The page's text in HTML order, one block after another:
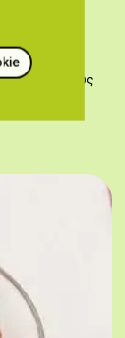
κυρίως ως